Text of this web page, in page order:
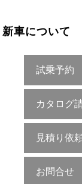
新車について
試乗予約
カタログ
見積り依
お問合せ